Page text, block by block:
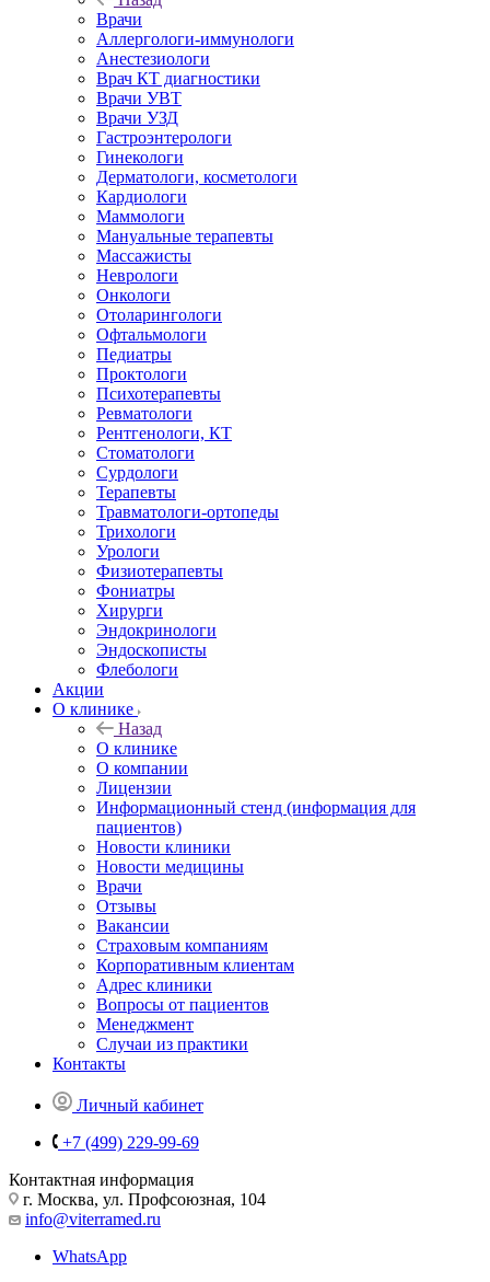
Врачи
Аллергологи-иммунологи
Анестезиологи
Врач КТ диагностики
Врачи УВТ
Врачи УЗД
Гастроэнтерологи
Гинекологи
Дерматологи, косметологи
Кардиологи
Маммологи
Мануальные терапевты
Массажисты
Неврологи
Онкологи
Отоларингологи
Офтальмологи
Педиатры
Проктологи
Психотерапевты
Ревматологи
Рентгенологи, КТ
Стоматологи
Сурдологи
Терапевты
Травматологи-ортопеды
Трихологи
Урологи
Физиотерапевты
Фониатры
Хирурги
Эндокринологи
Эндоскописты
Флебологи
Акции
О клинике
Назад
О клинике
О компании
Лицензии
Информационный стенд (информация для
пациентов)
Новости клиники
Новости медицины
Врачи
Отзывы
Вакансии
Страховым компаниям
Корпоративным клиентам
Адрес клиники
Вопросы от пациентов
Менеджмент
Случаи из практики
Контакты
Личный кабинет
+7 (499) 229-99-69
Контактная информация
г. Москва, ул. Профсоюзная, 104
info@viterramed.ru
WhatsApp